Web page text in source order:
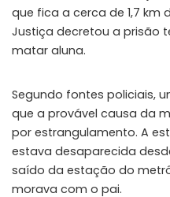
que fica a cerca de 1,7 km
Justiça decretou a prisão
matar aluna.
Segundo fontes policiais,
que a provável causa da
por estrangulamento. A
estava desaparecida
saído da estação do
morava com o pai.